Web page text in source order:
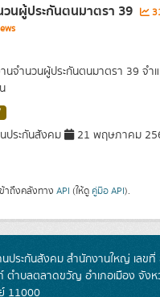
นผู้ประกันตนมาตรา 39
นจำนวนผู้ประกันตนมาตรา 39 จำ
ประกันสังคม 21 พฤษภาคม
าถึงคลังทาง API (ให้ดู คู่มือ API).
ประกันสังคม สำนักงานใหญ่ เลข
ตำบลตลาดขวัญ อำเภอเมือง จัง
11000